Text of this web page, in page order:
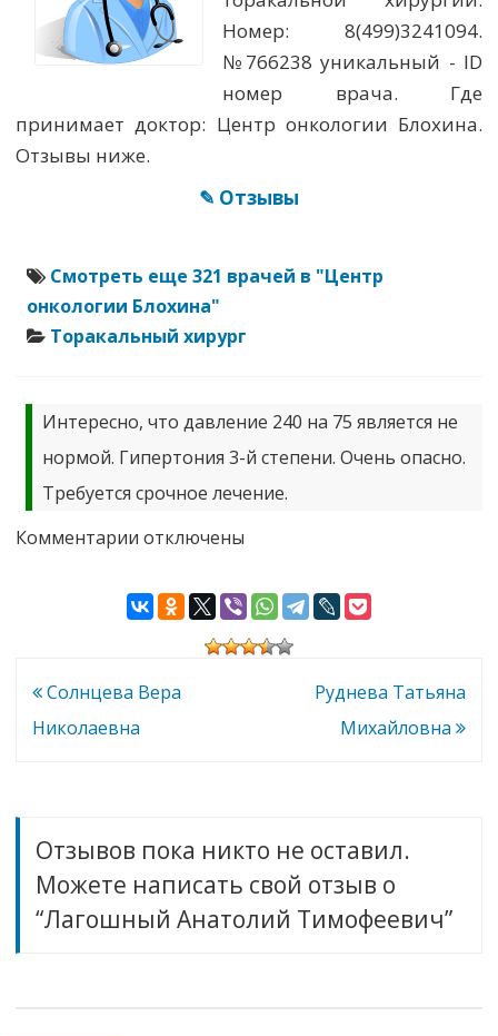
Номер: 8(499)3241094.
№766238 уникальный - ID
номер врача. Где
принимает доктор: Центр онкологии Блохина.
Отзывы ниже.
✎ Отзывы
Смотреть еще 321 врачей в "Центр
онкологии Блохина"
Торакальный хирург
Интересно, что давление 240 на 75 является не
нормой. Гипертония 3-й степени. Очень опасно.
Требуется срочное лечение.
Комментарии к
Анатолий
Тимофеевич
отключены
Навигация
по
Солнцева Вера
Николаевна
Руднева Татьяна
Михайловна
Отзывов пока никто не оставил.
Можете написать свой отзыв о
“Лагошный Анатолий Тимофеевич”